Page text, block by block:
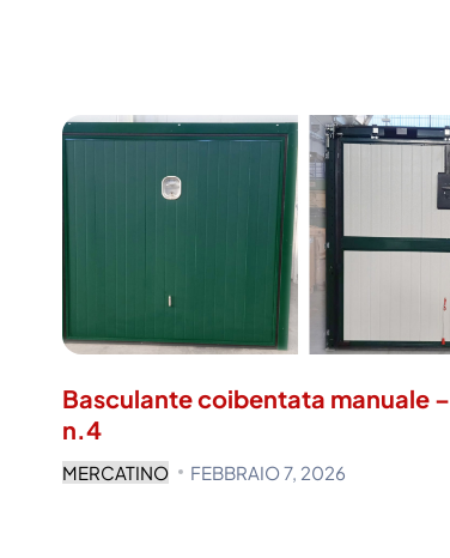
Basculante coibentata manuale –
n.4
MERCATINO FEBBRAIO 7, 2026